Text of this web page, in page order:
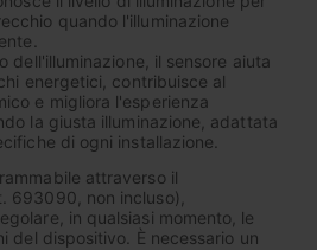
quando l'illuminazione
dell'illuminazione, il sensore aiuta
energetici, contribuisce al
e migliora l'esperienza
la giusta illuminazione, adattata
di ogni installazione.
attraverso il
693090, non incluso),
in qualsiasi momento, le
del dispositivo. È necessario un